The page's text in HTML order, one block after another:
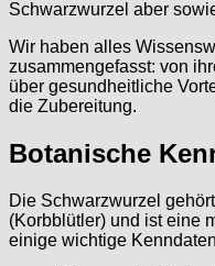
Schwarzwurzel aber
Wir haben alles
zusammengefasst: von
über gesundheitliche
die Zubereitung.
Botanische
Die Schwarzwurzel
(Korbblütler) und ist eine
einige wichtige